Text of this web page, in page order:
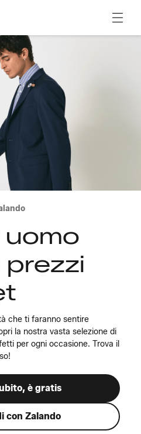
prezzi
che ti faranno sentire
la nostra vasta selezione di
per ogni occasione. Trova il
è gratis
con Zalando